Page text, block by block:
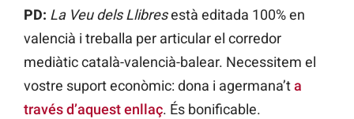
PD: La Veu dels Llibresestà editada 100% en
valencià i treballa per articular el corredor
mediàtic català-valencià-balear. Necessitem el
vostre suport econòmic: dona i agermana’ta
través d’aquest enllaç. És bonificable.